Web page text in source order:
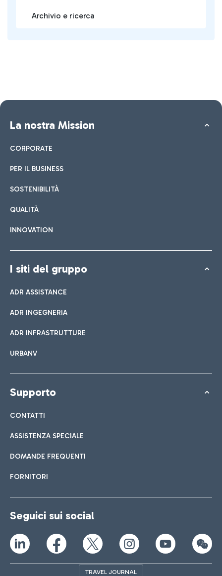
Archivio e ricerca
La nostra Mission
CORPORATE
PER IL BUSINESS
SOSTENIBILITÀ
QUALITÀ
INNOVATION
I siti del gruppo
ADR ASSISTANCE
ADR INGEGNERIA
ADR INFRASTRUTTURE
URBANV
Supporto
CONTATTI
ASSISTENZA SPECIALE
DOMANDE FREQUENTI
FORNITORI
Seguici sui social
TRAVEL JOURNAL